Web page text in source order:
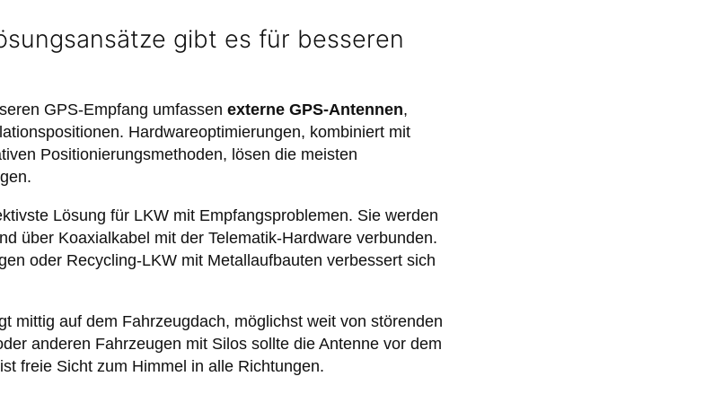
gibt es für besseren
GPS-Empfang umfassen externe GPS-Antennen,
Hardwareoptimierungen, kombiniert mit
Positionierungsmethoden, lösen die meisten
Lösung für LKW mit Empfangsproblemen. Sie werden
über Koaxialkabel mit der Telematik-Hardware verbunden.
oder Recycling-LKW mit Metallaufbauten verbessert sich
mittig auf dem Fahrzeugdach, möglichst weit von störenden
anderen Fahrzeugen mit Silos sollte die Antenne vor dem
freie Sicht zum Himmel in alle Richtungen.